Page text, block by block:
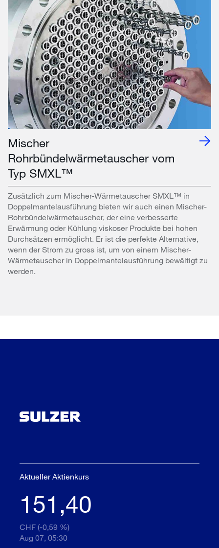
Mischer
Rohrbündelwärmetauscher vom
Typ SMXL™
Zusätzlich zum Mischer-Wärmetauscher SMXL™ in
Doppelmantelausführung bieten wir auch einen Mischer-
Rohrbündelwärmetauscher, der eine verbesserte
Erwärmung oder Kühlung viskoser Produkte bei hohen
Durchsätzen ermöglicht. Er ist die perfekte Alternative,
wenn der Strom zu gross ist, um von einem Mischer-
Wärmetauscher in Doppelmantelausführung bewältigt zu
werden.
Aktueller Aktienkurs
151,40
CHF (-0,59 %)
Aug 07, 05:30